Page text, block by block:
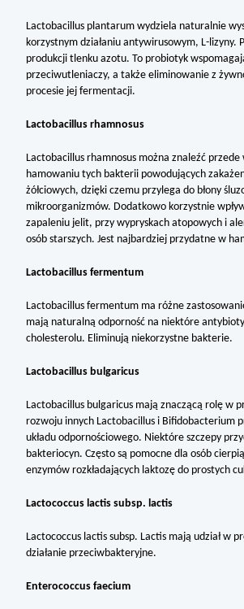
Lactobacillus plantarum wydziela naturalnie
korzystnym działaniu antywirusowym, L-
produkcji tlenku azotu. To probiotyk
przeciwutleniaczy, a także eliminowanie z
procesie jej fermentacji.
Lactobacillus rhamnosus
Lactobacillus rhamnosus można znaleźć
hamowaniu tych bakterii powodujących
żółciowych, dzięki czemu przylega do błony
mikroorganizmów. Dodatkowo korzystnie
zapaleniu jelit, przy wypryskach atopowych i
osób starszych. Jest najbardziej przydatne w
Lactobacillus fermentum
Lactobacillus fermentum ma różne
mają naturalną odporność na niektóre
cholesterolu. Eliminują niekorzystne bakterie.
Lactobacillus bulgaricus
Lactobacillus bulgaricus mają znaczącą rolę w
rozwoju innych Lactobacillus i Bifidobacterium
układu odpornościowego. Niektóre szczepy
bakteriocyn. Często są pomocne dla osób
enzymów rozkładających laktozę do prostych
Lactococcus lactis subsp. lactis
Lactococcus lactis subsp. Lactis mają udział
działanie przeciwbakteryjne.
Enterococcus faecium